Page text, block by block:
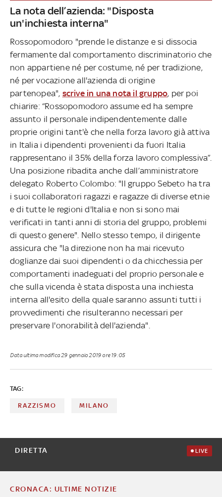
La nota dell’azienda: "Disposta
un'inchiesta interna"
Rossopomodoro "prende le distanze e si dissocia
fermamente dal comportamento discriminatorio che
non appartiene né per costume, né per tradizione,
né per vocazione all'azienda di origine
partenopea", scrive in una nota il gruppo, per poi
chiarire: “Rossopomodoro assume ed ha sempre
assunto il personale indipendentemente dalle
proprie origini tant'è che nella forza lavoro già attiva
in Italia i dipendenti provenienti da fuori Italia
rappresentano il 35% della forza lavoro complessiva”.
Una posizione ribadita anche dall’amministratore
delegato Roberto Colombo: "Il gruppo Sebeto ha tra
i suoi collaboratori ragazzi e ragazze di diverse etnie
e di tutte le regioni d'Italia e non si sono mai
verificati in tanti anni di storia del gruppo, problemi
di questo genere". Nello stesso tempo, il dirigente
assicura che "la direzione non ha mai ricevuto
doglianze dai suoi dipendenti o da chicchessia per
comportamenti inadeguati del proprio personale e
che sulla vicenda è stata disposta una inchiesta
interna all'esito della quale saranno assunti tutti i
provvedimenti che risulteranno necessari per
preservare l'onorabilità dell'azienda".
Data ultima modifica 29 gennaio 2019 ore 19:05
TAG:
RAZZISMO MILANO
DIRETTA LIVE
CRONACA: ULTIME NOTIZIE